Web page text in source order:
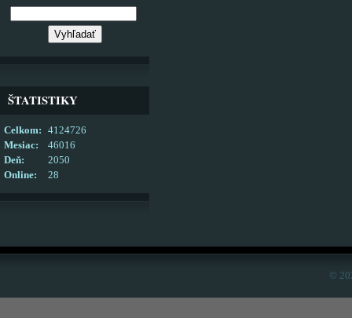
ŠTATISTIKY
Online: 28
Celkom:
4124726
Mesiac:
46016
Deň:
2050
©